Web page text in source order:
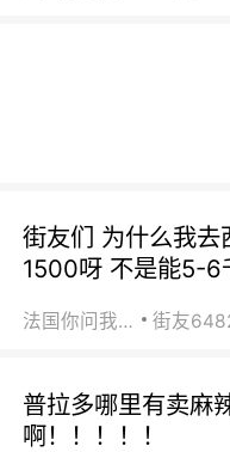
街友们 为什么我去
1500呀 不是能5-6
法国你问我答
普拉多哪里有卖麻
啊！！！！！